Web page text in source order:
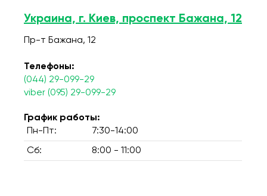
Украина, г. Киев, проспект Бажана, 12
Пр-т Бажана, 12
Телефоны:
(044) 29-099-29
viber (095) 29-099-29
График работы:
Пн-Пт:
7:30-14:00
Сб: 8:00 - 11:00